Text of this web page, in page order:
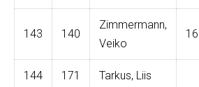
143 140
Zimmermann,
Veiko
16
144 171 Tarkus, Liis